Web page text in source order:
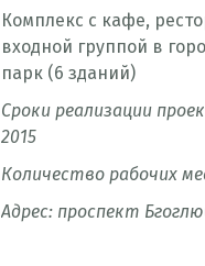
Комплекс с кафе,
входной группой в
парк (6 зданий)
Сроки реализации
2015
Количество рабочих
Адрес: проспект